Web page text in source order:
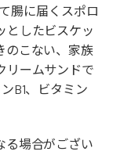
腸に届くスポロ
としたビスケッ
のこない、家族
リームサンドで
B1、ビタミン
る場合がござい